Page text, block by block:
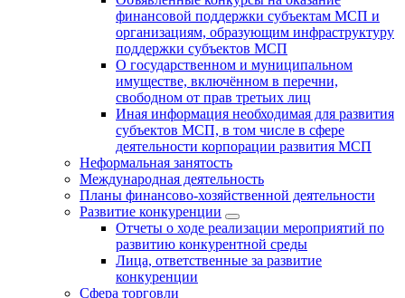
финансовой поддержки субъектам МСП и
организациям, образующим инфраструктуру
поддержки субъектов МСП
О государственном и муниципальном
имуществе, включённом в перечни,
свободном от прав третьих лиц
Иная информация необходимая для развития
субъектов МСП, в том числе в сфере
деятельности корпорации развития МСП
Неформальная занятость
Международная деятельность
Планы финансово-хозяйственной деятельности
Развитие конкуренции
Отчеты о ходе реализации мероприятий по
развитию конкурентной среды
Лица, ответственные за развитие
конкуренции
Сфера торговли